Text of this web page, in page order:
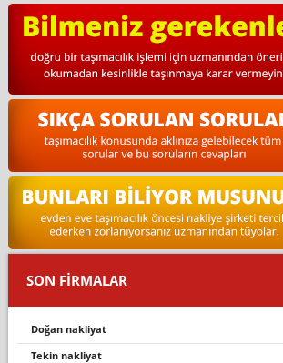
SON FİRMALAR
doğan nakli̇yat
teki̇n nakli̇yat